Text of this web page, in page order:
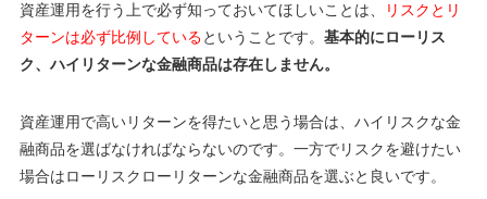
資産運用を行う上で必ず知っておいてほしいことは、
リスクとリ
ターンは必ず比例しているということです。 基本的にローリス
ク、ハイリターンな金融商品は存在しません。
資産運用で高いリターンを得たいと思う場合は、ハイリスクな金
融商品を選ばなければならないのです。一方でリスクを避けたい
場合はローリスクローリターンな金融商品を選ぶと良いです。